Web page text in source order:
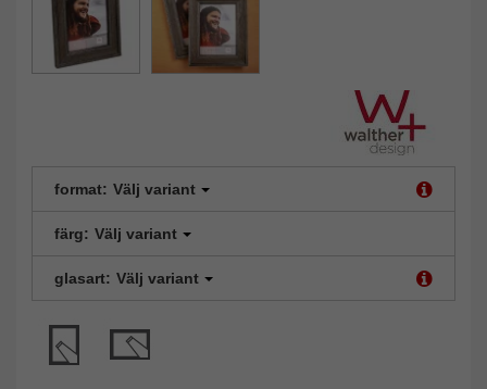
format: Välj variant
färg: Välj variant
glasart: Välj variant